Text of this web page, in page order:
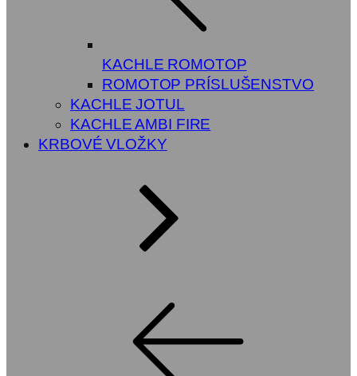
KACHLE ROMOTOP
ROMOTOP PRÍSLUŠENSTVO
KACHLE JOTUL
KACHLE AMBI FIRE
KRBOVÉ VLOŽKY